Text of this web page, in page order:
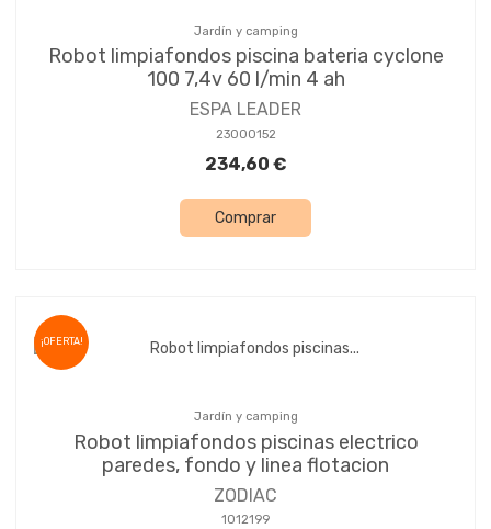
Jardín y camping
Robot limpiafondos piscina bateria cyclone
100 7,4v 60 l/min 4 ah
ESPA LEADER
23000152
234,60 €
Comprar
¡OFERTA!
Jardín y camping
Robot limpiafondos piscinas electrico
paredes, fondo y linea flotacion
ZODIAC
1012199